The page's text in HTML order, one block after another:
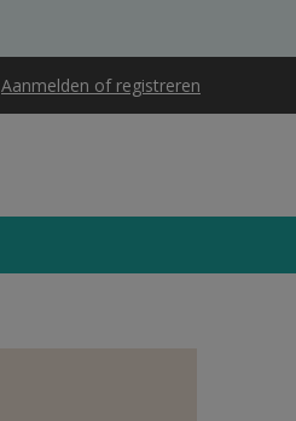
Aanmelden of registreren